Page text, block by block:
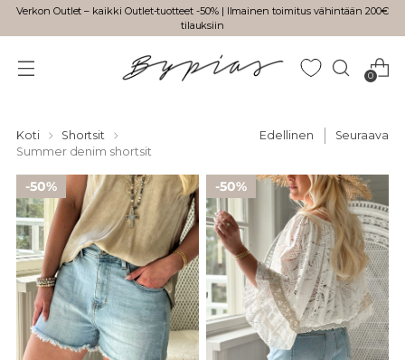
Verkon Outlet – kaikki Outlet-tuotteet -50% | Ilmainen toimitus vähintään 200€
tilauksiin
0
Koti
Shortsit
Summer denim shortsit
Edellinen Seuraava
50% 50%